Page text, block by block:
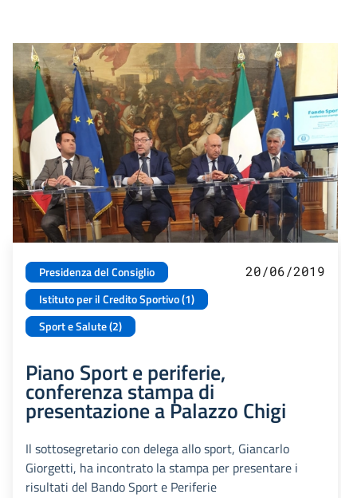
Presidenza del Consiglio
Istituto per il Credito Sportivo (1)
Sport e Salute (2)
20/06/2019
Piano Sport e periferie,
conferenza stampa di
presentazione a Palazzo Chigi
Il sottosegretario con delega allo sport, Giancarlo
Giorgetti, ha incontrato la stampa per presentare i
risultati del Bando Sport e Periferie